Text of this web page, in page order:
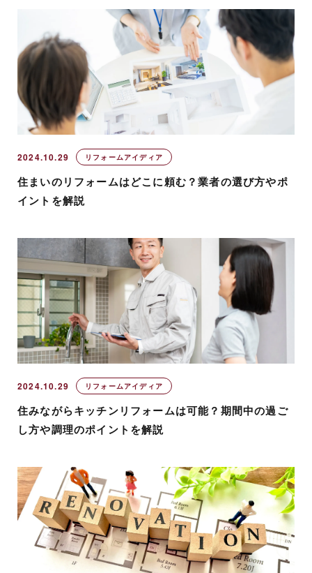
2024.10.29 リフォームアイディア
住まいのリフォームはどこに頼む？業者の選び方やポ
イントを解説
2024.10.29 リフォームアイディア
住みながらキッチンリフォームは可能？期間中の過ご
し方や調理のポイントを解説